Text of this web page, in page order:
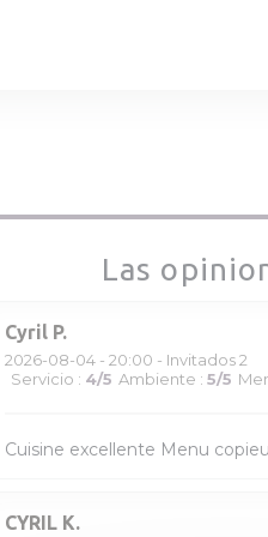
Las
Cyril P
2026-08-04 - 20:00 - Invitados 2
Servicio : 4/5 Ambiente : 5/5
Cuisine excellente Menu
CYRIL K